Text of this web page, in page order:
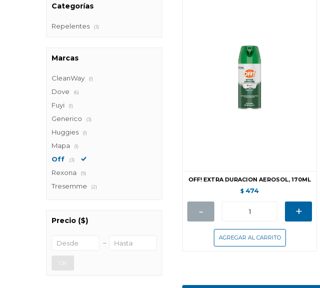
OFF! EXTRA DURACION AEROSOL, 170ML
$ 474
- +
Categorías
Repelentes (3)
Marcas
CleanWay (1)
Dove (6)
Fuyi (1)
Generico (3)
Huggies (1)
Mapa (1)
Off (3)
Rexona (9)
Tresemme (2)
Precio ($)
OK